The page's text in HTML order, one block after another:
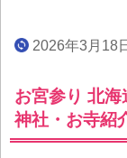
2026年3月18
お宮参り 北
神社・お寺紹